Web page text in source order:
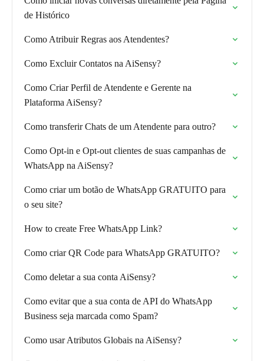
de Histórico
Como Atribuir Regras aos Atendentes?
Como Excluir Contatos na AiSensy?
Como Criar Perfil de Atendente e Gerente na
Plataforma AiSensy?
Como transferir Chats de um Atendente para outro?
Como Opt-in e Opt-out clientes de suas campanhas de
WhatsApp na AiSensy?
Como criar um botão de WhatsApp GRATUITO para
o seu site?
How to create Free WhatsApp Link?
Como criar QR Code para WhatsApp GRATUITO?
Como deletar a sua conta AiSensy?
Como evitar que a sua conta de API do WhatsApp
Business seja marcada como Spam?
Como usar Atributos Globais na AiSensy?